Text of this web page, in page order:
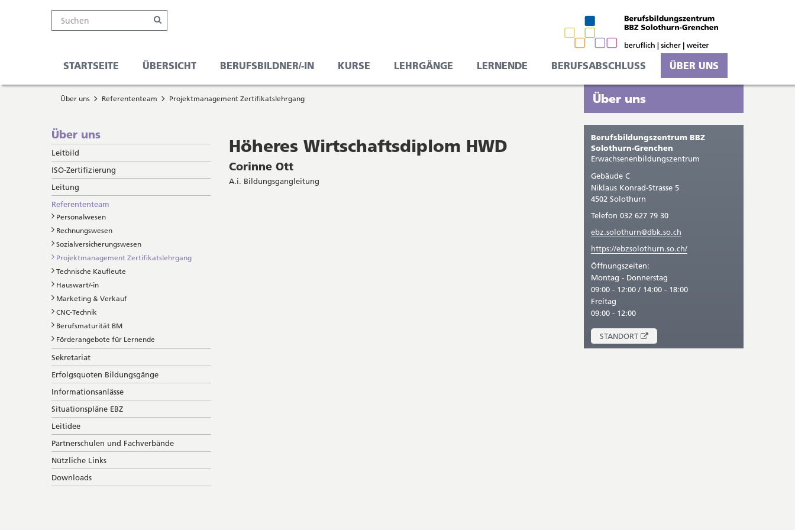
Kanton
Solothurn
Suche
Online-
Schalter
Navigation
Suche
Hauptnavigation
STARTSEITE ÜBERSICHT BERUFSBILDNER/-IN KURSE LEHRGÄNGE LERNENDE BERUFSABSCHLUSS ÜBER UNS
Service-
Navigation
Sie
befinden
Über uns Referententeam Projektmanagement Zertifikatslehrgang
Subnavigation
Über uns
Leitbild
ISO-Zertifizierung
Leitung
Referententeam
Personalwesen
Rechnungswesen
Sozialversicherungswesen
Projektmanagement Zertifikatslehrgang
Technische Kaufleute
Hauswart/-in
Marketing & Verkauf
CNC-Technik
Berufsmaturität BM
Förderangebote für Lernende
Sekretariat
Erfolgsquoten Bildungsgänge
Informationsanlässe
Situationspläne EBZ
Leitidee
Partnerschulen und Fachverbände
Nützliche Links
Downloads
Höheres Wirtschaftsdiplom HWD
Corinne Ott
A.i. Bildungsgangleitung
Sie
befinden
sich
gerade
in:
Über uns
Seitenleiste
Berufsbildungszentrum BBZ
Solothurn-Grenchen
Erwachsenenbildungszentrum
Gebäude C
Niklaus Konrad-Strasse 5
4502 Solothurn
Telefon 032 627 79 30
ebz.solothurn@dbk.so.ch
https://ebzsolothurn.so.ch/
Öffnungszeiten:
Montag - Donnerstag
09:00 - 12:00 / 14:00 - 18:00
Freitag
09:00 - 12:00
STANDORT
ÖFFNET
IN